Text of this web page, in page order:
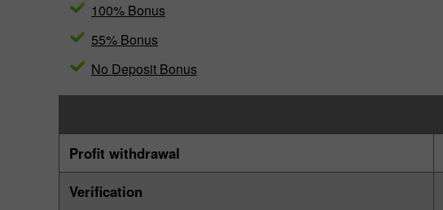
100% Bonus
55% Bonus
No Deposit Bonus
Profit withdrawal
Verification